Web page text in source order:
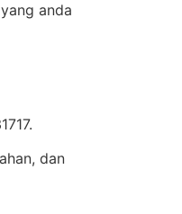
anda
dan